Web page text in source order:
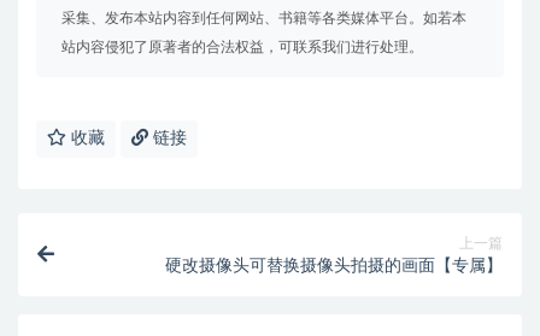
采集、发布本站内容到任何网站、书籍等各类媒体平台。如若本
站内容侵犯了原著者的合法权益，可联系我们进行处理。
收藏 链接
上一篇
硬改摄像头可替换摄像头拍摄的画面【专属】